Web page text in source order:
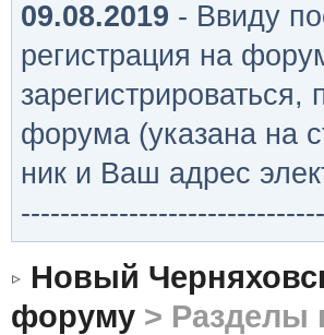
09.08.2019 - Ввиду
регистрация на
форума (указана на
ник и Ваш адрес
Новый
форуму> Разделы